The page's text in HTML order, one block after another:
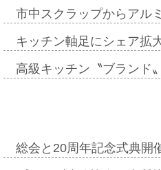
市中スクラップからアル
キッチン軸足にシェア拡
高級キッチン〝ブランド
総会と20周年記念式典